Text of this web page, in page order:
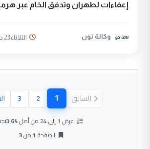
إعفاءات لطهران وتدفق الخام عبر
وكالة نون الثلاثاء 23 حزيران 2026
السابق 1
(الصفحة الحالية)
2
3
عرض 1 إلى 24 من أصل 64
الصفحة 1من3